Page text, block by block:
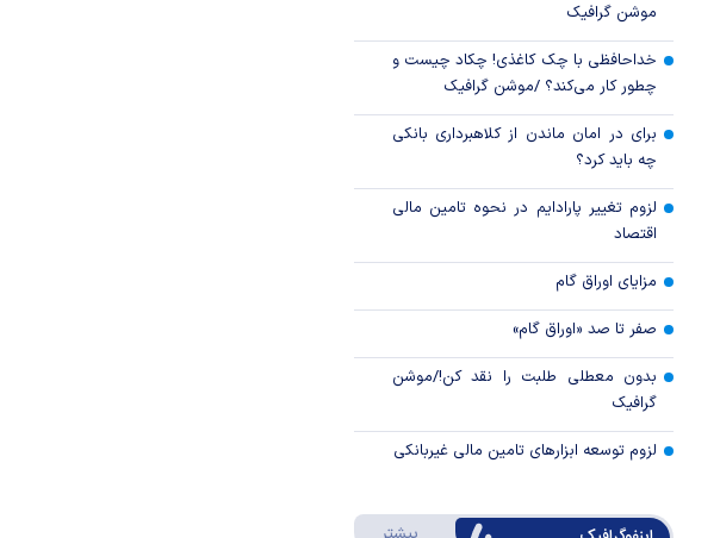
موشن گرافیک
خداحافظی با چک کاغذی! چکاد چیست و
چطور کار می‌کند؟ /موشن گرافیک
برای در امان ماندن از کلاهبرداری بانکی
چه باید کرد؟
لزوم تغییر پارادایم در نحوه تامین مالی
اقتصاد
مزایای اوراق گام
صفر تا صد «اوراق گام»
بدون معطلی طلبت را نقد کن!/موشن
گرافیک
لزوم توسعه ابزارهای تامین مالی غیربانکی
درباره اینفوگرافیک